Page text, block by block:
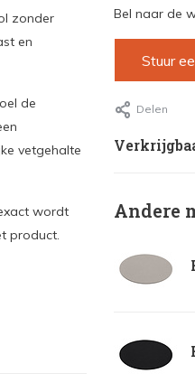
zonder
en
de
vetgehalte
wordt
product.
Bel naar de
Stuur
Delen
Andere